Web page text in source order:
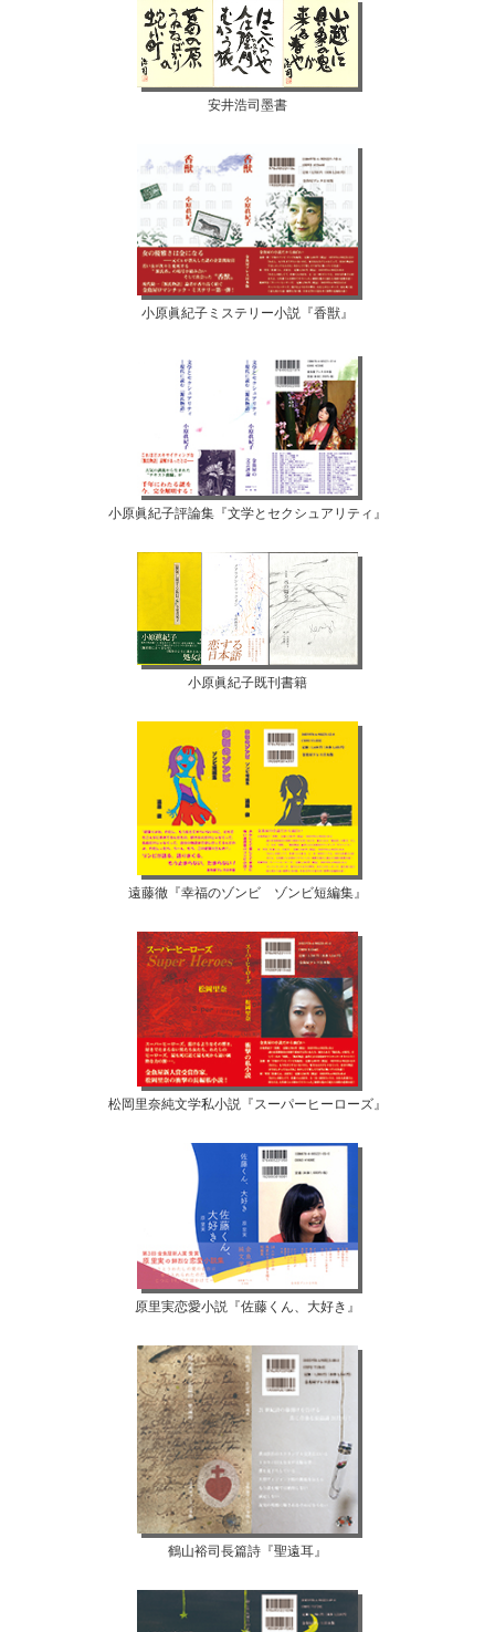
安井浩司墨書
小原眞紀子ミステリー小説『香獣』
小原眞紀子評論集『文学とセクシュアリティ』
小原眞紀子既刊書籍
遠藤徹『幸福のゾンビ ゾンビ短編集』
松岡里奈純文学私小説『スーパーヒーローズ』
原里実恋愛小説『佐藤くん、大好き』
鶴山裕司長篇詩『聖遠耳』